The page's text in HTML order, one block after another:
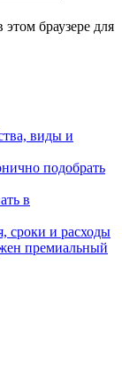
браузере для
виды и
подобрать
в
сроки и расходы
премиальный